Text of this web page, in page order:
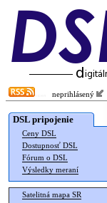
neprihlásený
DSL pripojenie
Ceny DSL
Dostupnosť DSL
Fórum o DSL
Výsledky meraní
Satelitná mapa SR